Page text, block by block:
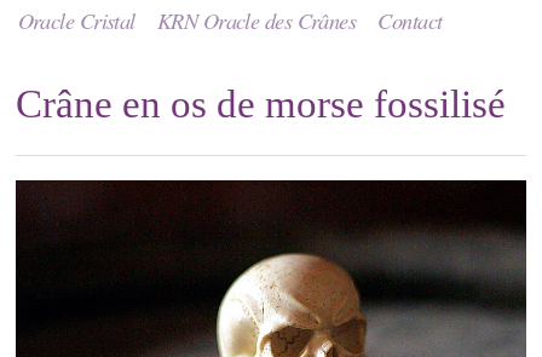
Oracle Cristal
KRN Oracle des Crânes Contact
Crâne en os de morse fossilisé